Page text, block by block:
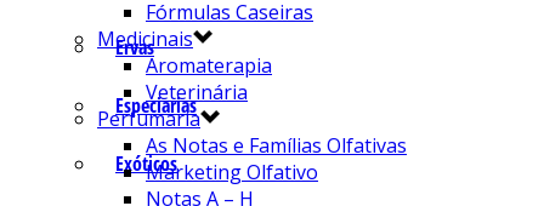
Ervas
Especiarias
Exóticos
Fórmulas Caseiras
Medicinais
Aromaterapia
Veterinária
Perfumaria
As Notas e Famílias Olfativas
Marketing Olfativo
Notas A – H